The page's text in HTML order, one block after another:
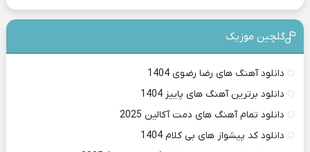
گلچین موزیک
دانلود آهنگ های رضا رضوی 1404
دانلود برترین آهنگ های پاییز 1404
دانلود تمام آهنگ های دمت آکالین 2025
دانلود کد پیشواز های بی کلام 1404